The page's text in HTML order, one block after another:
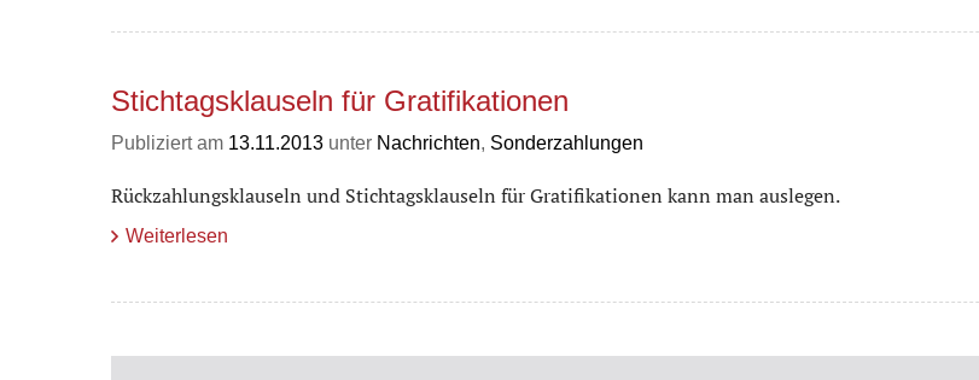
Stichtagsklauseln für Gratifikationen
Publiziert am 13.11.2013 unter Nachrichten Sonderzahlungen
Rückzahlungsklauseln und Stichtagsklauseln für Gratifikationen kann man auslegen.
Weiterlesen